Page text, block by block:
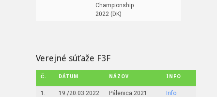
Championship
2022 (DK)
Verejné súťaže F3F
Č. DÁTUM NÁZOV INFO
1. 19./20.03.2022
Pálenica 2021
Info